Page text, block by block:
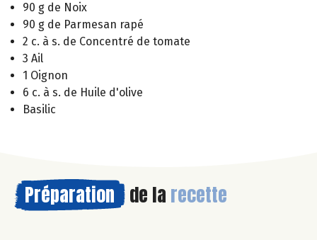
90 g de Noix
90 g de Parmesan rapé
2 c. à s. de Concentré de tomate
3 Ail
1 Oignon
6 c. à s. de Huile d'olive
Basilic
Préparation de la recette